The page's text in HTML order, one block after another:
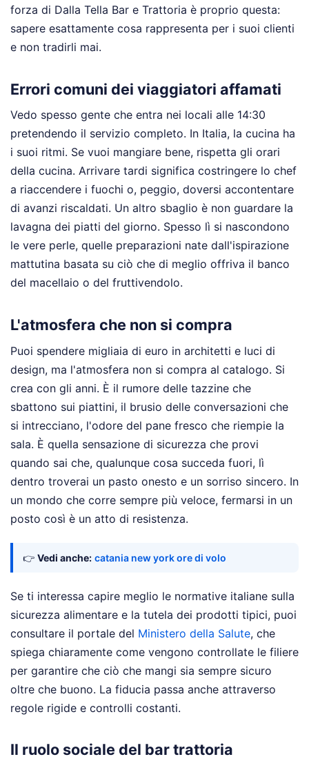
forza di Dalla Tella Bar e Trattoria è proprio questa:
sapere esattamente cosa rappresenta per i suoi clienti
e non tradirli mai.
Errori comuni dei viaggiatori affamati
Vedo spesso gente che entra nei locali alle 14:30
pretendendo il servizio completo. In Italia, la cucina ha
i suoi ritmi. Se vuoi mangiare bene, rispetta gli orari
della cucina. Arrivare tardi significa costringere lo chef
a riaccendere i fuochi o, peggio, doversi accontentare
di avanzi riscaldati. Un altro sbaglio è non guardare la
lavagna dei piatti del giorno. Spesso lì si nascondono
le vere perle, quelle preparazioni nate dall'ispirazione
mattutina basata su ciò che di meglio offriva il banco
del macellaio o del fruttivendolo.
L'atmosfera che non si compra
Puoi spendere migliaia di euro in architetti e luci di
design, ma l'atmosfera non si compra al catalogo. Si
crea con gli anni. È il rumore delle tazzine che
sbattono sui piattini, il brusio delle conversazioni che
si intrecciano, l'odore del pane fresco che riempie la
sala. È quella sensazione di sicurezza che provi
quando sai che, qualunque cosa succeda fuori, lì
dentro troverai un pasto onesto e un sorriso sincero. In
un mondo che corre sempre più veloce, fermarsi in un
posto così è un atto di resistenza.
👉 Vedi anche: catania new york ore di volo
Se ti interessa capire meglio le normative italiane sulla
sicurezza alimentare e la tutela dei prodotti tipici, puoi
consultare il portale del Ministero della Salute, che
spiega chiaramente come vengono controllate le filiere
per garantire che ciò che mangi sia sempre sicuro
oltre che buono. La fiducia passa anche attraverso
regole rigide e controlli costanti.
Il ruolo sociale del bar trattoria